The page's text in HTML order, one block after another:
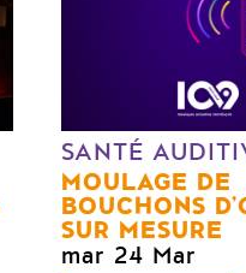
SANTÉ
MOULAGE DE
BOUCHONS
SUR MESURE
mar 24 Mar